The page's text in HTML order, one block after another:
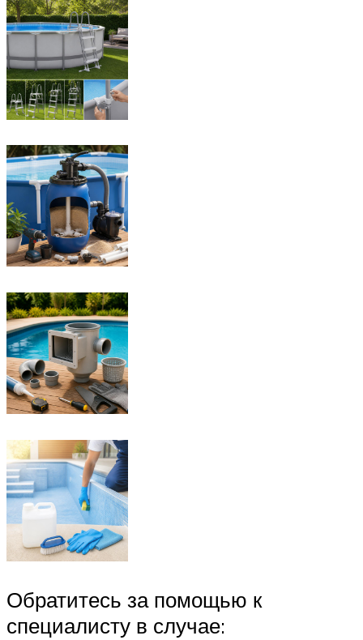
Обратитесь за помощью к
специалисту в случае: